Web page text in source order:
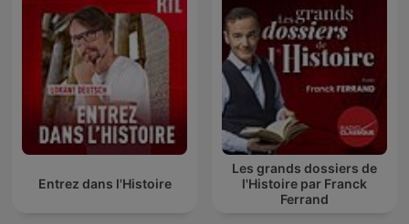
Entrez dans l'Histoire
Les grands dossiers de
l'Histoire par Franck
Ferrand